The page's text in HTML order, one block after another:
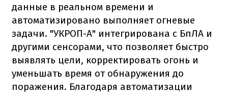
данные в реальном времени и
автоматизировано выполняет огневые
задачи. "УКРОП-А" интегрирована с БпЛА и
другими сенсорами, что позволяет быстро
выявлять цели, корректировать огонь и
уменьшать время от обнаружения до
поражения. Благодаря автоматизации